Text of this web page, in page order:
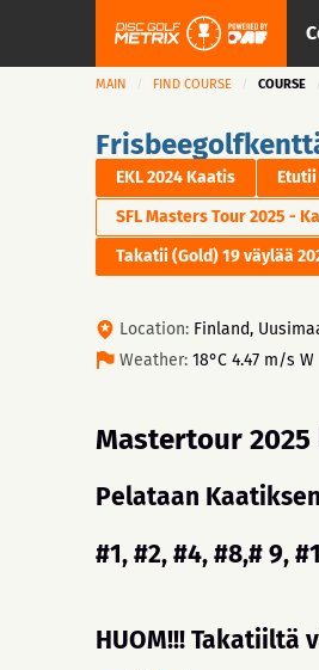
MAIN FIND COURSE COURSE
EKL 2024 Kaatis Etutii
SFL Masters Tour 2025 -
Takatii (Gold) 19 väylää
Location: Finland,
Weather: 18°C 4.47 m/s W
Mastertour
Pelataan
#1, #2, #4, #8,# 9,
HUOM!!!Takatiiltä